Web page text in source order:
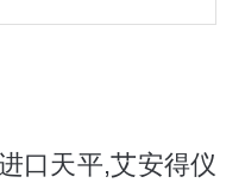
口天平,艾安得仪